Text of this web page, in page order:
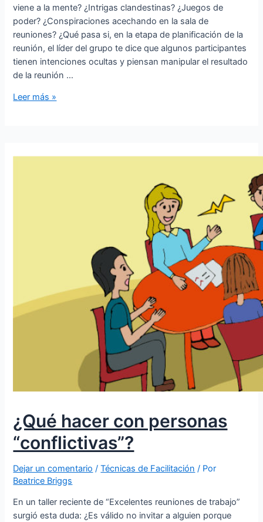
viene a la mente? ¿Intrigas clandestinas? ¿Juegos de
poder? ¿Conspiraciones acechando en la sala de
reuniones? ¿Qué pasa si, en la etapa de planificación de la
reunión, el líder del grupo te dice que algunos participantes
tienen intenciones ocultas y piensan manipular el resultado
de la reunión …
Leer más »
¿Qué hacer con personas
“conflictivas”?
Dejar un comentario /Técnicas de Facilitación / Por
Beatrice Briggs
En un taller reciente de “Excelentes reuniones de trabajo”
surgió esta duda: ¿Es válido no invitar a alguien porque